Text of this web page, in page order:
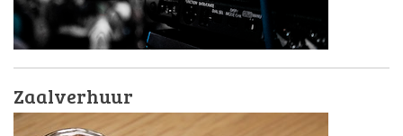
Zaalverhuur